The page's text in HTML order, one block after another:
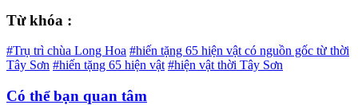
Từ khóa :
#Trụ trì chùa Long Hoa #hiến tặng 65 hiện vật có nguồn gốc từ thời
Tây Sơn #hiến tặng 65 hiện vật #hiện vật thời Tây Sơn
Có thể bạn quan tâm